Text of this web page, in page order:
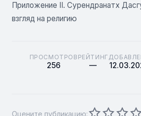
Приложение II. Сурендранатх
взгляд на религию
ПРОСМОТРОВ
256
РЕЙТИНГ
—
Оцените публикацию: